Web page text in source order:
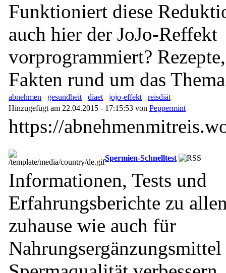
Funktioniert diese
auch hier der JoJo-Reffekt
vorprogrammiert?
Fakten rund um das
abnehmen gesundheit diaet jojo-effekt
reisdiät
Hinzugefügt am 22.04.2015 - 17:15:53 von Peppermint
https://
Spermien-Schnelltest
Informationen, Tests und
Erfahrungsberichte zu
zuhause wie auch für